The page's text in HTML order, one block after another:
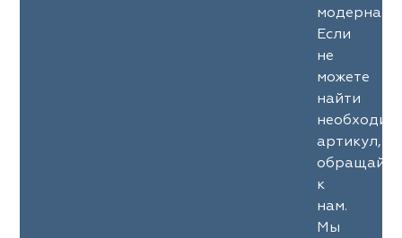
модерна.
Если
не
можете
найти
артикул,
к
нам.
Мы